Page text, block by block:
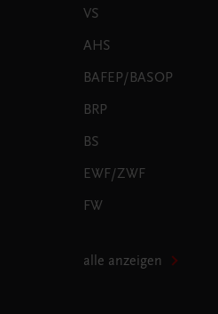
VS
AHS
BAFEP/BASOP
BRP
BS
EWF/ZWF
FW
alle anzeigen